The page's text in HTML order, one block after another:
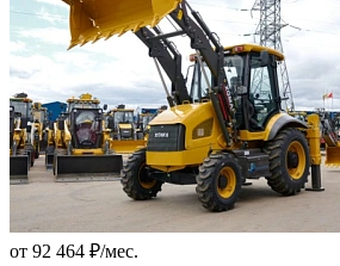
от 92 464 ₽/мес.